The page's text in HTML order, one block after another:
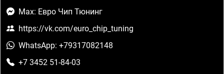
Max: Евро Чип Тюнинг
https://vk.com/euro_chip_tuning
WhatsApp: +79317082148
+7 3452 51-84-03